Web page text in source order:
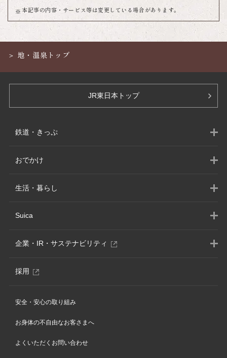
本記事の内容・サービス等は変更している場合があります。
地・温泉トップ
JR東日本トップ
鉄道・きっぷ
おでかけ
生活・暮らし
Suica
企業・IR・サステナビリティ
別
採用 別
ン
ウ
開
安全・安心の取り組み
お身体の不自由なお客さまへ
よくいただくお問い合わせ